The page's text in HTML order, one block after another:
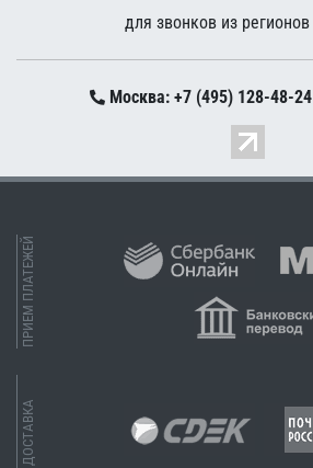
для звонков из
Москва: +7 (495) 128-48-24
ПРИЕМ ПЛАТЕЖЕЙ
ДОСТАВКА